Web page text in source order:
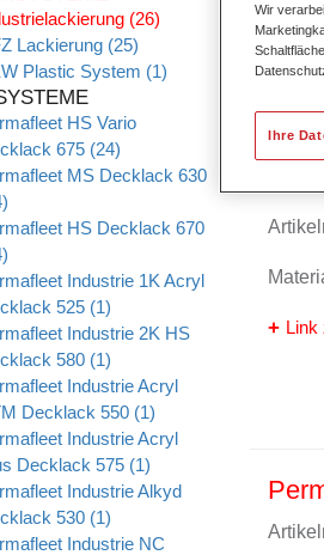
(26)
Lackierung (25)
Plastic System (1)
HS Vario
675 (24)
MS Decklack 630
HS Decklack 670
Industrie 1K Acryl
525 (1)
Industrie 2K HS
580 (1)
Industrie Acryl
Decklack 550 (1)
Industrie Acryl
Decklack 575 (1)
Industrie Alkyd
530 (1)
Industrie NC
Link
Wir
Ihre